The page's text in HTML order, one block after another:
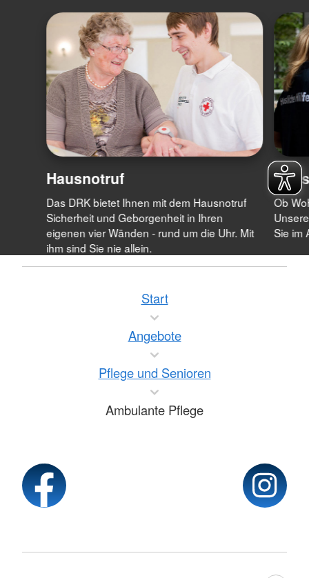
Hausnotruf
Das DRK bietet Ihnen mit dem Hausnotruf
Sicherheit und Geborgenheit in Ihren
eigenen vier Wänden - rund um die Uhr. Mit
ihm sind Sie nie allein.
Ob
Sie im
Start
Angebote
Pflege und Senioren
Ambulante Pflege